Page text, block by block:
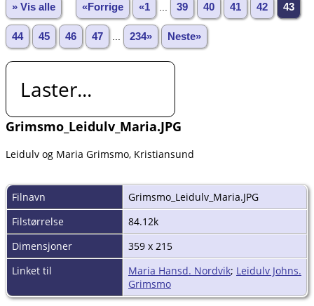
» Vis alle «Forrige «1 39 40 41 42 43
44 45 46 47 234» Neste»
Laster...
Grimsmo_Leidulv_Maria.JPG
Leidulv og Maria Grimsmo, Kristiansund
Filnavn
Grimsmo_Leidulv_Maria.JPG
Filstørrelse
84.12k
Dimensjoner
359 x 215
Linket til
Maria Hansd. Nordvik; Leidulv Johns.
Grimsmo